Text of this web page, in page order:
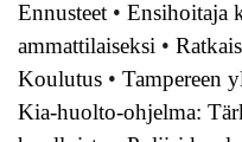
Ennusteet • Ensihoitaja
ammattilaiseksi •
Koulutus • Tampereen
Kia-huolto-ohjelma: